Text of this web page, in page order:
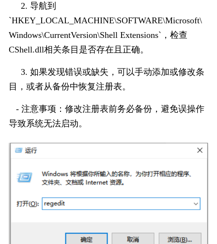
2. 导航到
`HKEY_LOCAL_MACHINE\SOFTWARE\Microsoft\
Windows\CurrentVersion\Shell Extensions`，检查
CShell.dll相关条目是否存在且正确。
3. 如果发现错误或缺失，可以手动添加或修改条
目，或者从备份中恢复注册表。
- 注意事项：修改注册表前务必备份，避免误操作
导致系统无法启动。